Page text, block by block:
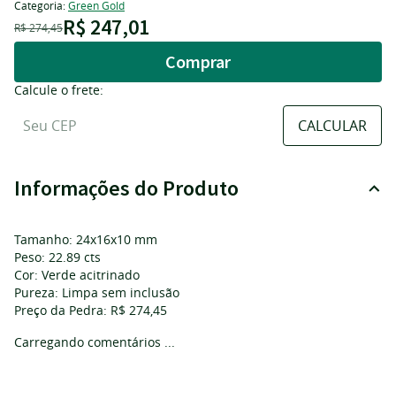
Categoria:Green Gold
R$ 274,45R$ 247,01
Comprar
Calcule o frete:
Informações do Produto
Tamanho: 24x16x10 mm
Peso: 22.89 cts
Cor: Verde acitrinado
Pureza: Limpa sem inclusão
Preço da Pedra: R$ 274,45
Carregando comentários ...